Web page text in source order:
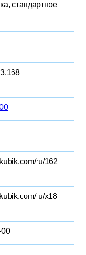
стандартное
ru/162
ru/x18
00